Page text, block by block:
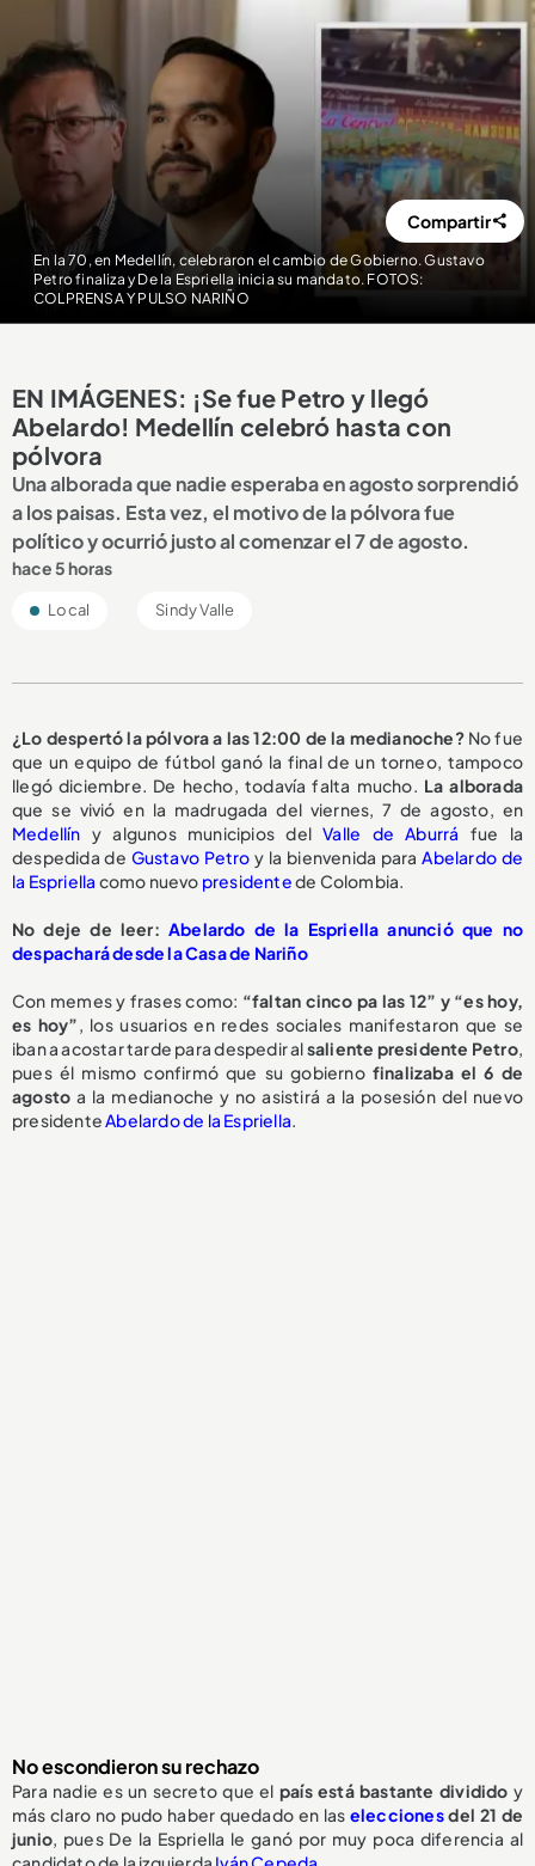
En la 70, en Medellín, celebraron el cambio de Gobierno. Gustavo
Petro finaliza y De la Espriella inicia su mandato. FOTOS:
COLPRENSA Y PULSO NARIÑO
Compartir
EN IMÁGENES: ¡Se fue Petro y llegó
Abelardo! Medellín celebró hasta con
pólvora
Una alborada que nadie esperaba en agosto sorprendió
a los paisas. Esta vez, el motivo de la pólvora fue
político y ocurrió justo al comenzar el 7 de agosto.
hace 5 horas
Local Sindy Valle
¿Lo despertó la pólvora a las 12:00 de la medianoche?No fue
que un equipo de fútbol ganó la final de un torneo, tampoco
llegó diciembre. De hecho, todavía falta mucho. La alborada
que se vivió en la madrugada del viernes, 7 de agosto, en
Medellín y algunos municipios delValle de Aburrá fue la
despedida de Gustavo Petro y la bienvenida paraAbelardo de
la Espriella como nuevo presidentede Colombia.
No deje de leer: Abelardo de la Espriella anunció que no
despachará desde la Casa de Nariño
Con memes y frases como: “faltan cinco pa las 12” y “es hoy,
es hoy”, los usuarios en redes sociales manifestaron que se
iban a acostar tarde para despedir alsaliente presidente Petro,
pues él mismo confirmó que su gobierno finalizaba el 6 de
agosto a la medianoche y no asistirá a la posesión del nuevo
presidenteAbelardo de la Espriella.
No escondieron su rechazo
Para nadie es un secreto que el país está bastante dividido y
más claro no pudo haber quedado en las eleccionesdel 21 de
junio, pues De la Espriella le ganó por muy poca diferencia al